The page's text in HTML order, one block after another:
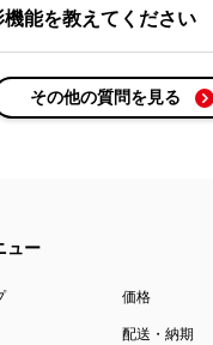
能を教えてください
その他の質問を見る
ュー
価格
配送・納期